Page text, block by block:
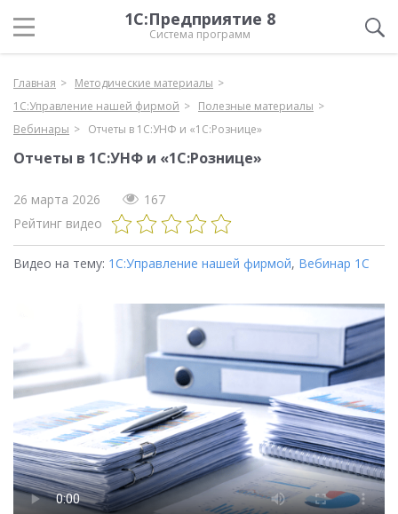
1С:Предприятие 8
Система программ
Главная
Методические материалы
1С:Управление нашей фирмой
Полезные материалы
Вебинары
Отчеты в 1С:УНФ и «1С:Рознице»
Отчеты в 1С:УНФ и «1С:Рознице»
26 марта 2026
167
Рейтинг видео
Видео на тему: 1С:Управление нашей фирмой, Вебинар 1С